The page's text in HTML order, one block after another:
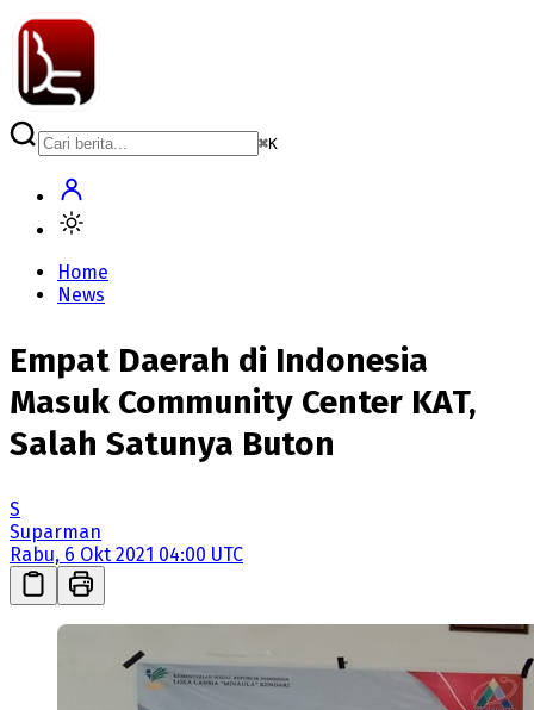
⌘K
Home
News
Empat Daerah di Indonesia
Masuk Community Center KAT,
Salah Satunya Buton
S
Suparman
Rabu, 6 Okt 2021 04:00 UTC